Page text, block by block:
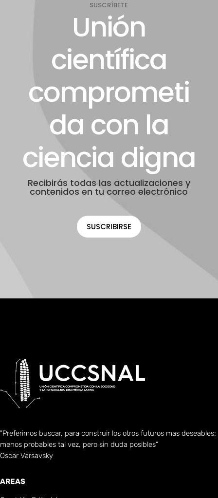
SUSCRÍBETE
Unión
científica
comprometi
da con la
ciencia digna
Recibirás todas las actualizaciones y
contenidos en tu correo electrónico
SUSCRIBIRSE
"Preferimos buscar, para construir los otros futuros mas deseables;
menos probables tal vez, pero sin duda posibles”
Oscar Varsavsky
AREAS